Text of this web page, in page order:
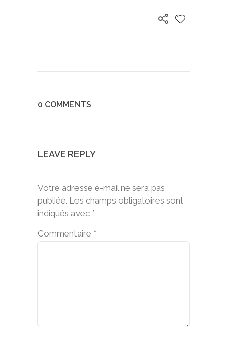
0 COMMENTS
LEAVE REPLY
Votre adresse e-mail ne sera pas
publiée. Les champs obligatoires sont
indiqués avec *
Commentaire *